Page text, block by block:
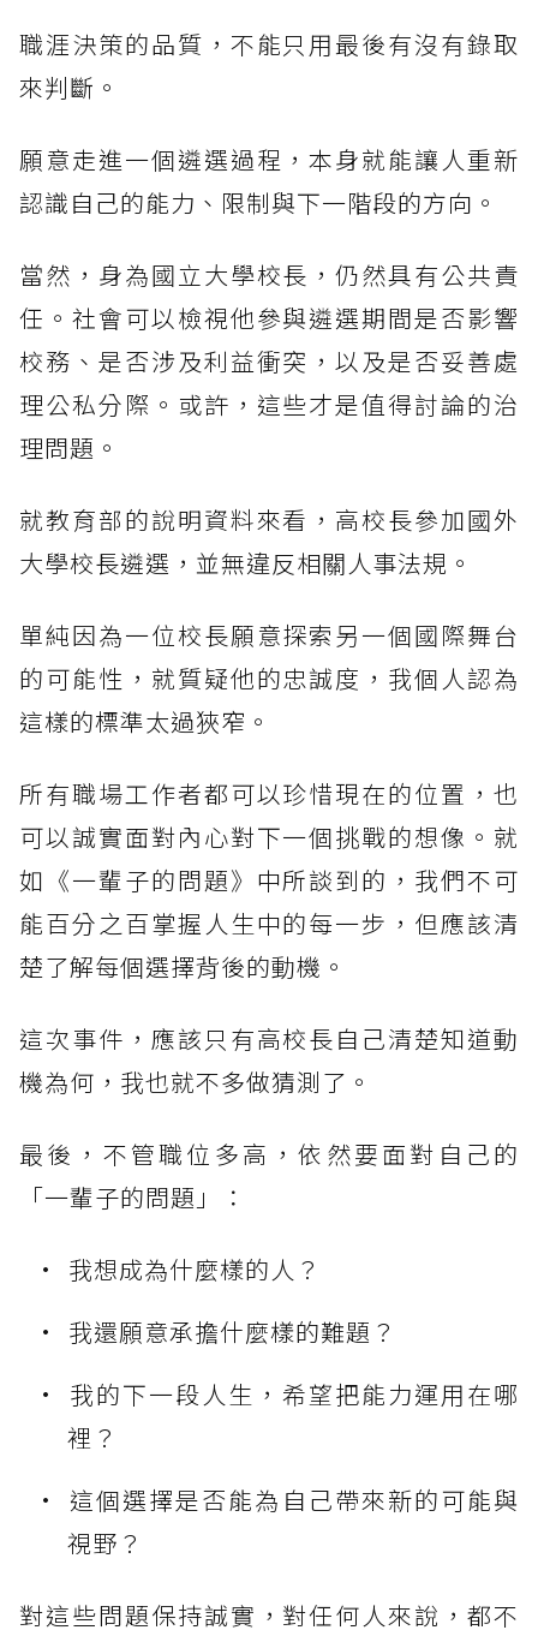
職涯決策的品質，不能只用最後有沒有錄取
來判斷。
願意走進一個遴選過程，本身就能讓人重新
認識自己的能力、限制與下一階段的方向。
當然，身為國立大學校長，仍然具有公共責
任。社會可以檢視他參與遴選期間是否影響
校務、是否涉及利益衝突，以及是否妥善處
理公私分際。或許，這些才是值得討論的治
理問題。
就教育部的說明資料來看，高校長參加國外
大學校長遴選，並無違反相關人事法規。
單純因為一位校長願意探索另一個國際舞台
的可能性，就質疑他的忠誠度，我個人認為
這樣的標準太過狹窄。
所有職場工作者都可以珍惜現在的位置，也
可以誠實面對內心對下一個挑戰的想像。就
如《一輩子的問題》中所談到的，我們不可
能百分之百掌握人生中的每一步，但應該清
楚了解每個選擇背後的動機。
這次事件，應該只有高校長自己清楚知道動
機為何，我也就不多做猜測了。
最後，不管職位多高，依然要面對自己的
「一輩子的問題」：
我想成為什麼樣的人？
我還願意承擔什麼樣的難題？
我的下一段人生，希望把能力運用在哪
裡？
這個選擇是否能為自己帶來新的可能與
視野？
對這些問題保持誠實，對任何人來說，都不